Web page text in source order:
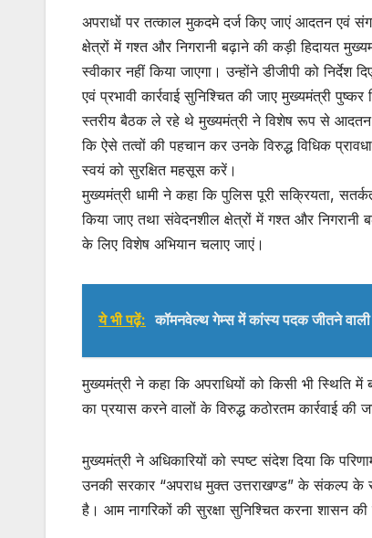
at
s
A
p
p
c
e
b
o
o
k
itt
er
अपराधों पर तत्काल मुकदमे दर्ज किए जाएं आदतन एवं
क्षेत्रों में गश्त और निगरानी बढ़ाने की कड़ी हिदायत
स्वीकार नहीं किया जाएगा। उन्होंने डीजीपी को
एवं प्रभावी कार्रवाई सुनिश्चित की जाए मुख्यमंत्री
स्तरीय बैठक ले रहे थे मुख्यमंत्री ने विशेष रूप से आदतन
कि ऐसे तत्वों की पहचान कर उनके विरुद्ध विधिक
स्वयं को सुरक्षित महसूस करें।
मुख्यमंत्री धामी ने कहा कि पुलिस पूरी सक्रियता,
किया जाए तथा संवेदनशील क्षेत्रों में गश्त और निगरानी
के लिए विशेष अभियान चलाए जाएं।
ये भी पढ़ें: कॉमनवेल्थ गेम्स में कांस्य पदक जीतने वाली
मुख्यमंत्री ने कहा कि अपराधियों को किसी भी स्थिति
का प्रयास करने वालों के विरुद्ध कठोरतम कार्रवाई की
मुख्यमंत्री ने अधिकारियों को स्पष्ट संदेश दिया कि
उनकी सरकार “अपराध मुक्त उत्तराखण्ड” के संकल्प के
है। आम नागरिकों की सुरक्षा सुनिश्चित करना शासन की